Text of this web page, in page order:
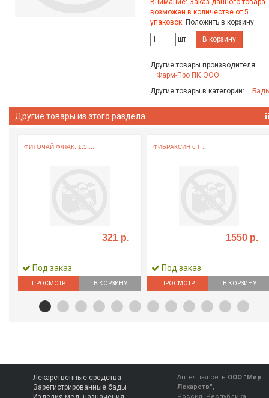
Внимание: Заказ данного товара
возможен в количестве от 5
упаковок. Положить в корзину:
шт.
В корзину
Другие товары производителя:
Фарм-Про ПК ООО
Другие товары в категории:
Другие товары из этого раздела
ФИТОЧАЙ Ф/ПАК. 1.5 ...
321 р.
Под заказ
ПРОСМОТР В КОРЗИНУ
ФИБРАКСИН 6 Г ...
1550 р.
Под заказ
ПРОСМОТР В КОРЗИНУ
Лекарственные средства
Зарегистрированные бады
Аптечная сеть ООО "Мир
Лекарств",